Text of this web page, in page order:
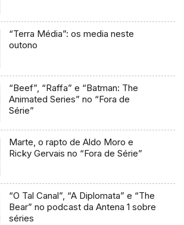
“Terra Média”: os media neste
outono
“Beef”, “Raffa” e “Batman: The
Animated Series” no “Fora de
Série”
Marte, o rapto de Aldo Moro e
Ricky Gervais no “Fora de Série”
“O Tal Canal”, “A Diplomata” e “The
Bear” no podcast da Antena 1 sobre
séries